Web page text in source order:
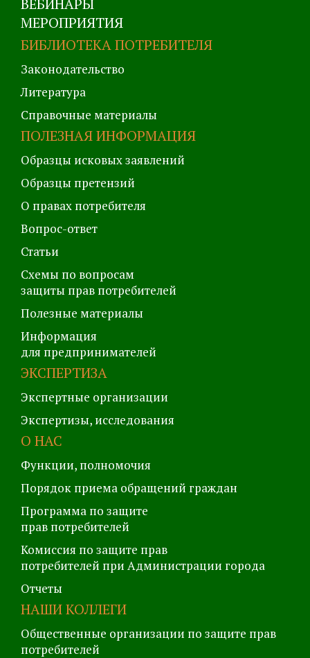
ВЕБИНАРЫ
МЕРОПРИЯТИЯ
БИБЛИОТЕКА ПОТРЕБИТЕЛЯ
Законодательство
Литература
Справочные материалы
ПОЛЕЗНАЯ ИНФОРМАЦИЯ
Образцы исковых заявлений
Образцы претензий
О правах потребителя
Вопрос-ответ
Статьи
Схемы по вопросам
защиты прав потребителей
Полезные материалы
Информация
для предпринимателей
ЭКСПЕРТИЗА
Экспертные организации
Экспертизы, исследования
О НАС
Функции, полномочия
Порядок приема обращений граждан
Программа по защите
прав потребителей
Комиссия по защите прав
потребителей при Администрации города
Отчеты
НАШИ КОЛЛЕГИ
Общественные организации по защите прав
потребителей